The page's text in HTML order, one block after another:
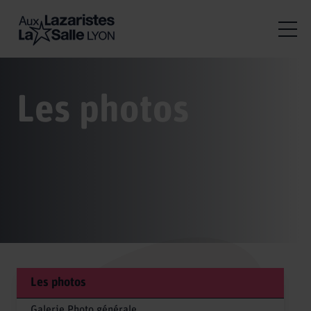
Les photos
Les photos